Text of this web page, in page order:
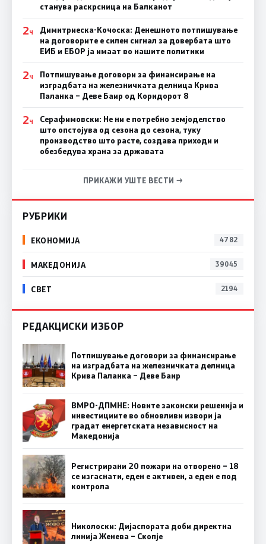
станува раскрсница на Балканот
2Ч
Димитриеска-Кочоска: Денешното потпишување
на договорите е силен сигнал за довербата што
ЕИБ и ЕБОР ја имаат во нашите политики
2Ч
Потпишување договори за финансирање на
изградбата на железничката делница Крива
Паланка – Деве Баир од Коридорот 8
2Ч
Серафимовски: Не ни е потребно земјоделство
што опстојува од сезона до сезона, туку
производство што расте, создава приходи и
обезбедува храна за државата
ПРИКАЖИ УШТЕ ВЕСТИ →
РУБРИКИ
ЕКОНОМИЈА 4782
МАКЕДОНИЈА 39045
СВЕТ 2194
РЕДАКЦИСКИ ИЗБОР
Потпишување договори за финансирање
на изградбата на железничката делница
Крива Паланка – Деве Баир
ВМРО-ДПМНЕ: Новите законски решенија и
инвестициите во обновливи извори ја
градат енергетската независност на
Македонија
Регистрирани 20 пожари на отворено – 18
се изгаснати, еден е активен, а еден е под
контрола
Николоски: Дијаспората доби директна
линија Женева – Скопје